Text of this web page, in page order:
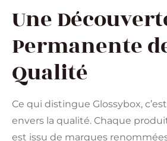
Une
Permanente
Qualité
Ce qui distingue Glossybox,
envers la qualité. Chaque
est issu de marques